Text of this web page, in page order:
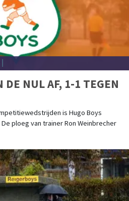
DE NUL AF, 1-1 TEGEN
is Hugo Boys
ploeg van trainer Ron Weinbrecher